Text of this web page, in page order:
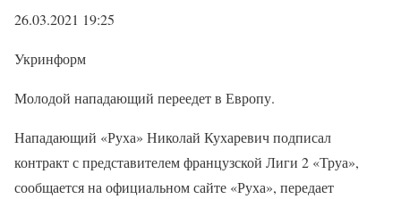
26.03.2021 19:25
Укринформ
Молодой нападающий переедет в Европу.
Нападающий «Руха» Николай Кухаревич подписал
контракт с представителем французской Лиги 2 «Труа»,
сообщается на официальном сайте «Руха», передает